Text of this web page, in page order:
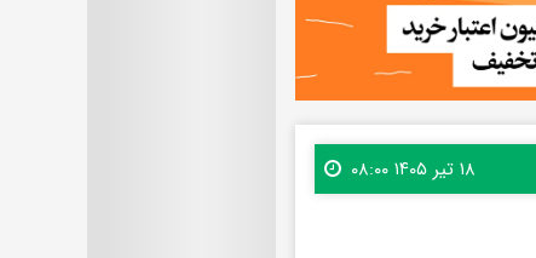
۱۸ تیر ۱۴۰۵ ۰۸:۰۰